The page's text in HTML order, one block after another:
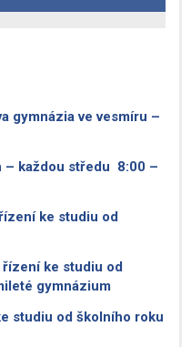
gymnázia ve vesmíru –
– každou středu 8:00 –
ke studiu od
ke studiu od
gymnázium
studiu od školního roku